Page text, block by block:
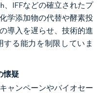
、IFFなどの確立されたプ
学添加物の代替や酵素投
導入を遅らせ、技術的進
る能力を制限していま
懐疑
ャンペーンやバイオセー